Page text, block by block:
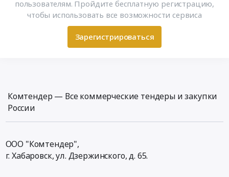
пользователям. Пройдите бесплатную регистрацию,
чтобы использовать все возможности сервиса
Зарегистрироваться
Комтендер — Все коммерческие тендеры и закупки
России
ООО "Комтендер",
г. Хабаровск,ул. Дзержинского, д. 65.